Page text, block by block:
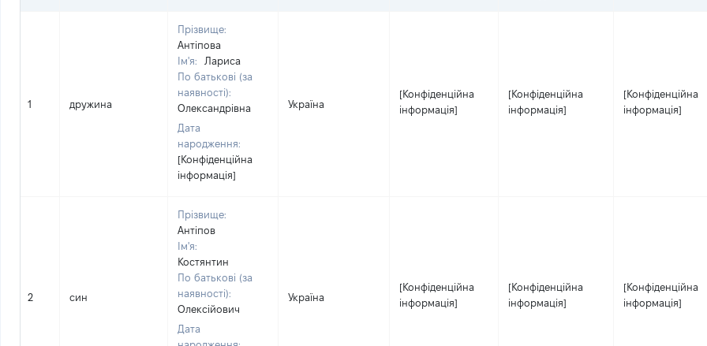
1 дружина
Прізвище:
Антіпова
Ім'я:
Лариса
По батькові (за
наявності):
Олександрівна
Дата
народження:
[Конфіденційна
інформація]
Україна
[Конфіденційна
інформація]
[Конфіденційна
інформація]
[Конфіденційна
інформація]
2 син
Прізвище:
Антіпов
Ім'я:
Костянтин
По батькові (за
наявності):
Олексійович
Дата
Україна
[Конфіденційна
інформація]
[Конфіденційна
інформація]
[Конфіденційна
інформація]